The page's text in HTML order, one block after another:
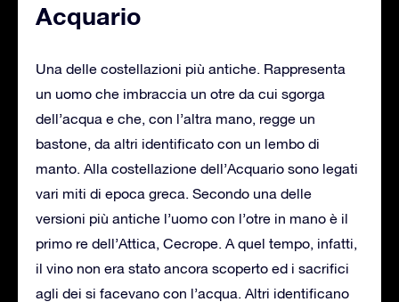
Acquario
Una delle costellazioni più antiche. Rappresenta
un uomo che imbraccia un otre da cui sgorga
dell’acqua e che, con l’altra mano, regge un
bastone, da altri identificato con un lembo di
manto. Alla costellazione dell’Acquario sono legati
vari miti di epoca greca. Secondo una delle
versioni più antiche l’uomo con l’otre in mano è il
primo re dell’Attica, Cecrope. A quel tempo, infatti,
il vino non era stato ancora scoperto ed i sacrifici
agli dei si facevano con l’acqua. Altri identificano